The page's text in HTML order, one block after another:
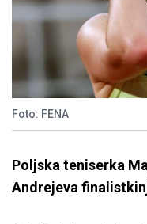
Foto: FENA
Poljska teniserka
Andrejeva